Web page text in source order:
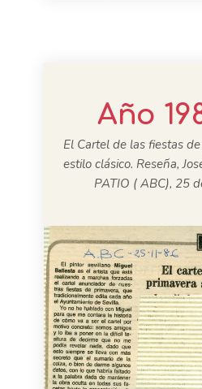
Año
El Cartel de las fiestas
estilo clásico. Reseña,
PATIO ( ABC), 25